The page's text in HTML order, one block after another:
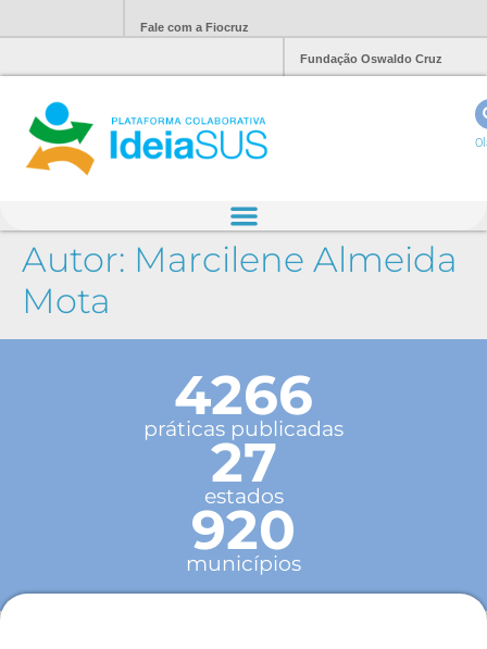
Fale com a Fiocruz
Fundação Oswaldo Cruz
Autor: Marcilene Almeida
Mota
4266
práticas publicadas
27
estados
920
municípios